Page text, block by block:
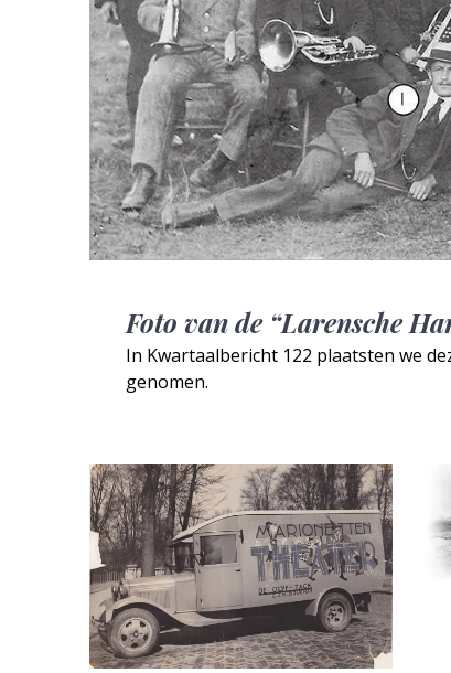
Foto van de “Larensche
In Kwartaalbericht 122 plaatsten we
genomen.